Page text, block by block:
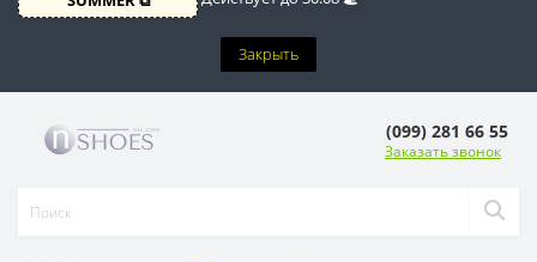
Закрыть
(099) 281 66 55
Заказать звонок